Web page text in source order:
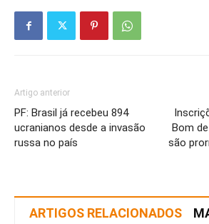
Artigo anterior
PF: Brasil já recebeu 894
ucranianos desde a invasão
russa no país
Bom
são
ARTIGOS RELACIONADOS